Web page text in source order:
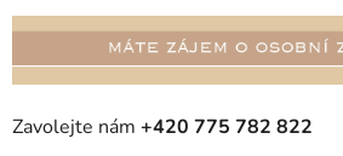
Zavolejte nám +420 775 782 822